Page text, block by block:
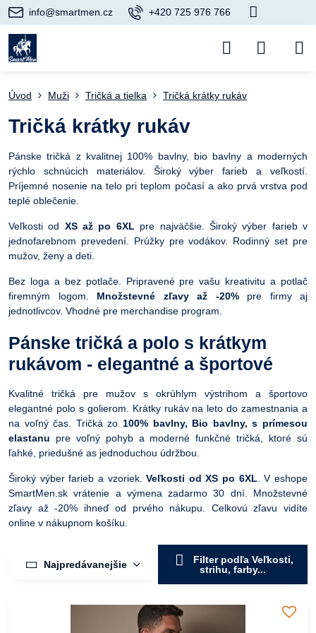
info@smartmen.cz +420 725 976 766
Úvod Muži Tričká a tielka Tričká krátky rukáv
Tričká krátky rukáv
Pánske tričká z kvalitnej 100% bavlny, bio bavlny a moderných
rýchlo schnúcich materiálov. Široký výber farieb a veľkostí.
Príjemné nosenie na telo pri teplom počasí a ako prvá vrstva pod
teplé oblečenie.
Veľkosti od XS až po 6XL pre najväčšie. Široký výber farieb v
jednofarebnom prevedení. Prúžky pre vodákov. Rodinný set pre
mužov, ženy a deti.
Bez loga a bez potlače. Pripravené pre vašu kreativitu a potlač
firemným logom. Množstevné zľavy až -20%pre firmy aj
jednotlivcov. Vhodné pre merchandise program.
Pánske tričká a polo s krátkym
rukávom - elegantné a športové
Kvalitné tričká pre mužov s okrúhlym výstrihom a športovo
elegantné polo s golierom. Krátky rukáv na leto do zamestnania a
na voľný čas. Tričká zo 100% bavlny, Bio bavlny, s prímesou
elastanu pre voľný pohyb a moderné funkčné tričká, ktoré sú
ľahké, priedušné as jednoduchou údržbou.
Široký výber farieb a vzoriek.Veľkosti od XS po 6XL . V eshope
SmartMen.sk vrátenie a výmena zadarmo 30 dní. Množstevné
zľavy až -20% ihneď od prvého nákupu. Celkovú zľavu vidíte
online v nákupnom košíku.
Najpredávanejšie
Filter podľa Veľkosti,
strihu, farby...